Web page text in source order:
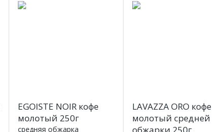
EGOISTE NOIR кофе
молотый 250г
средняя обжарка
LAVAZZA ORO кофе
молотый средней